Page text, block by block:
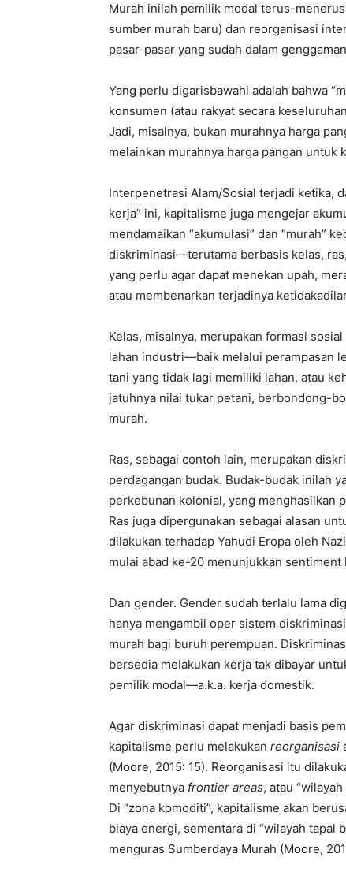
Murah inilah pemilik modal terus-
sumber murah baru) dan reorganisasi
pasar-pasar yang sudah dalam
Yang perlu digarisbawahi adalah bahwa
konsumen (atau rakyat secara
Jadi, misalnya, bukan murahnya harga
melainkan murahnya harga pangan untuk
Interpenetrasi Alam/Sosial terjadi ketika,
kerja” ini, kapitalisme juga mengejar
mendamaikan “akumulasi” dan “murah”
diskriminasi—terutama berbasis kelas,
yang perlu agar dapat menekan upah,
atau membenarkan terjadinya
Kelas, misalnya, merupakan formasi
lahan industri—baik melalui perampasan
tani yang tidak lagi memiliki lahan, atau
jatuhnya nilai tukar petani, berbondong-
murah.
Ras, sebagai contoh lain, merupakan
perdagangan budak. Budak-budak inilah
perkebunan kolonial, yang menghasilkan
Ras juga dipergunakan sebagai alasan
dilakukan terhadap Yahudi Eropa oleh
mulai abad ke-20 menunjukkan
Dan gender. Gender sudah terlalu lama
hanya mengambil oper sistem
murah bagi buruh perempuan.
bersedia melakukan kerja tak dibayar
pemilik modal—a.k.a. kerja domestik.
Agar diskriminasi dapat menjadi basis
kapitalisme perlu melakukan reorganisasi
(Moore, 2015: 15). Reorganisasi itu
menyebutnya frontier areas, atau
Di “zona komoditi”, kapitalisme akan
biaya energi, sementara di “wilayah tapal
menguras Sumberdaya Murah (Moore,